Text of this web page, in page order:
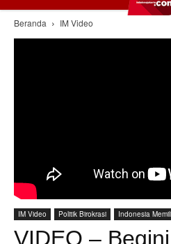
Beranda IM Video
IM Video Politik Birokrasi Indonesia
VIDEO –